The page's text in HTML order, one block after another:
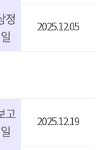
정
일
2025.12.05
고
일
2025.12.19